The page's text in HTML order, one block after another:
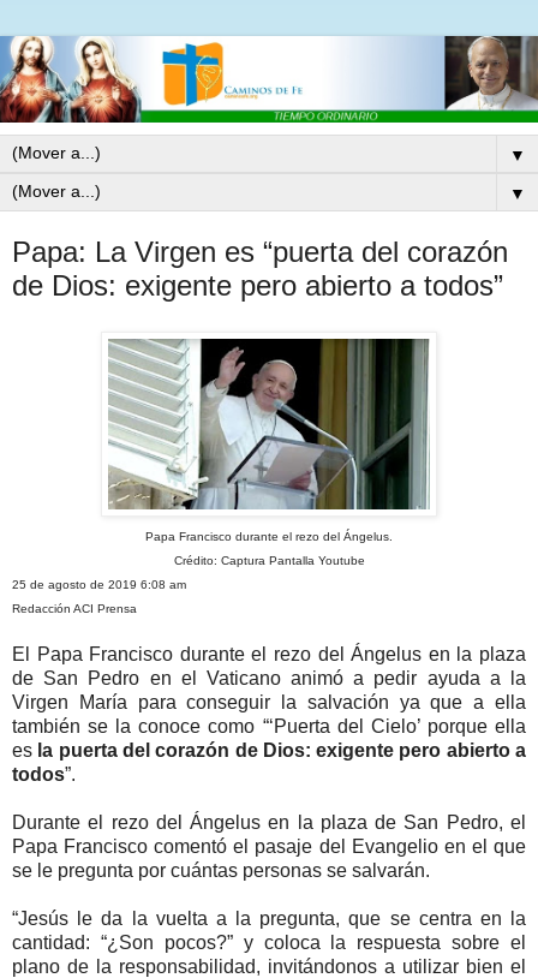
▼
▼
Papa: La Virgen es “puerta del corazón
de Dios: exigente pero abierto a todos”
Papa Francisco durante el rezo del Ángelus.
Crédito: Captura Pantalla Youtube
25 de agosto de 2019 6:08 am
Redacción ACI Prensa
El Papa Francisco durante el rezo del Ángelus en la plaza
de San Pedro en el Vaticano animó a pedir ayuda a la
Virgen María para conseguir la salvación ya que a ella
también se la conoce como “‘Puerta del Cielo’ porque ella
es la puerta del corazón de Dios: exigente pero abierto a
todos”.
Durante el rezo del Ángelus en la plaza de San Pedro, el
Papa Francisco comentó el pasaje del Evangelio en el que
se le pregunta por cuántas personas se salvarán.
“Jesús le da la vuelta a la pregunta, que se centra en la
cantidad: “¿Son pocos?” y coloca la respuesta sobre el
plano de la responsabilidad, invitándonos a utilizar bien el